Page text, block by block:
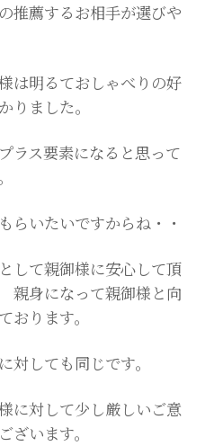
推薦するお相手が選びや
は明るておしゃべりの好
りました。
ス要素になると思って
いたいですからね・・
して親御様に安心して頂
親身になって親御様と向
おります。
対しても同じです。
に対して少し厳しいご意
ざいます。